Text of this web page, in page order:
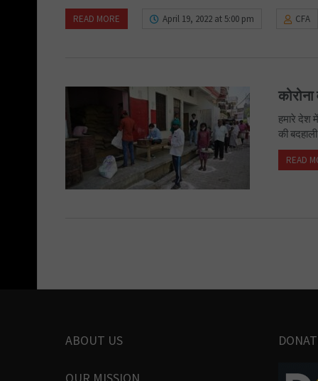
READ MORE April 19, 2022 at 5:00 pm CFA
हमारे देश
की
READ
ABOUT US
OUR MISSION